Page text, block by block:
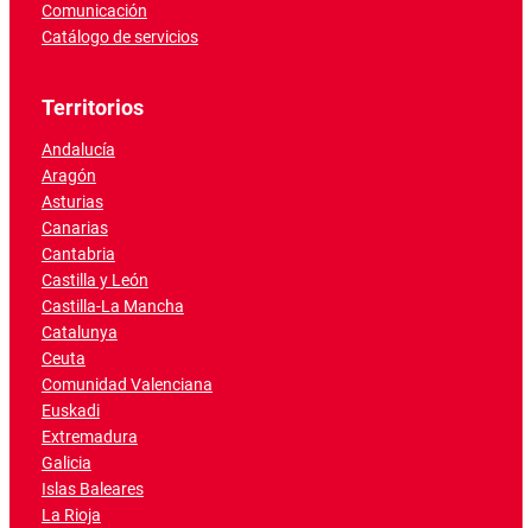
Comunicación
Catálogo de servicios
Territorios
Andalucía
Aragón
Asturias
Canarias
Cantabria
Castilla y León
Castilla-La Mancha
Catalunya
Ceuta
Comunidad Valenciana
Euskadi
Extremadura
Galicia
Islas Baleares
La Rioja